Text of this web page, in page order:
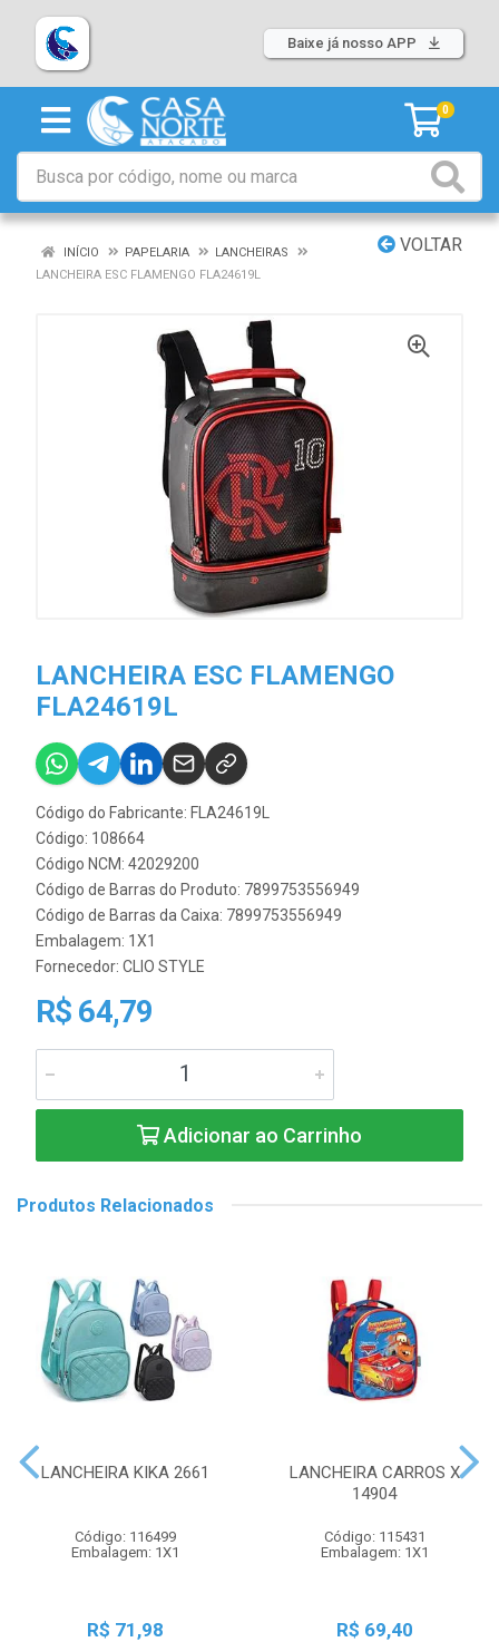
Baixe já nosso APP
0
VOLTAR
INÍCIO PAPELARIA
LANCHEIRAS
LANCHEIRA ESC FLAMENGO FLA24619L
LANCHEIRA ESC FLAMENGO
FLA24619L
Código do Fabricante: FLA24619L
Código: 108664
Código NCM: 42029200
Código de Barras do Produto: 7899753556949
Código de Barras da Caixa: 7899753556949
Embalagem: 1X1
Fornecedor: CLIO STYLE
R$ 64,79
Adicionar ao Carrinho
Produtos Relacionados
LANCHEIRA KIKA 2661
Código: 116499
Embalagem: 1X1
R$ 71,98
LANCHEIRA CARROS X
14904
Código: 115431
Embalagem: 1X1
R$ 69,40